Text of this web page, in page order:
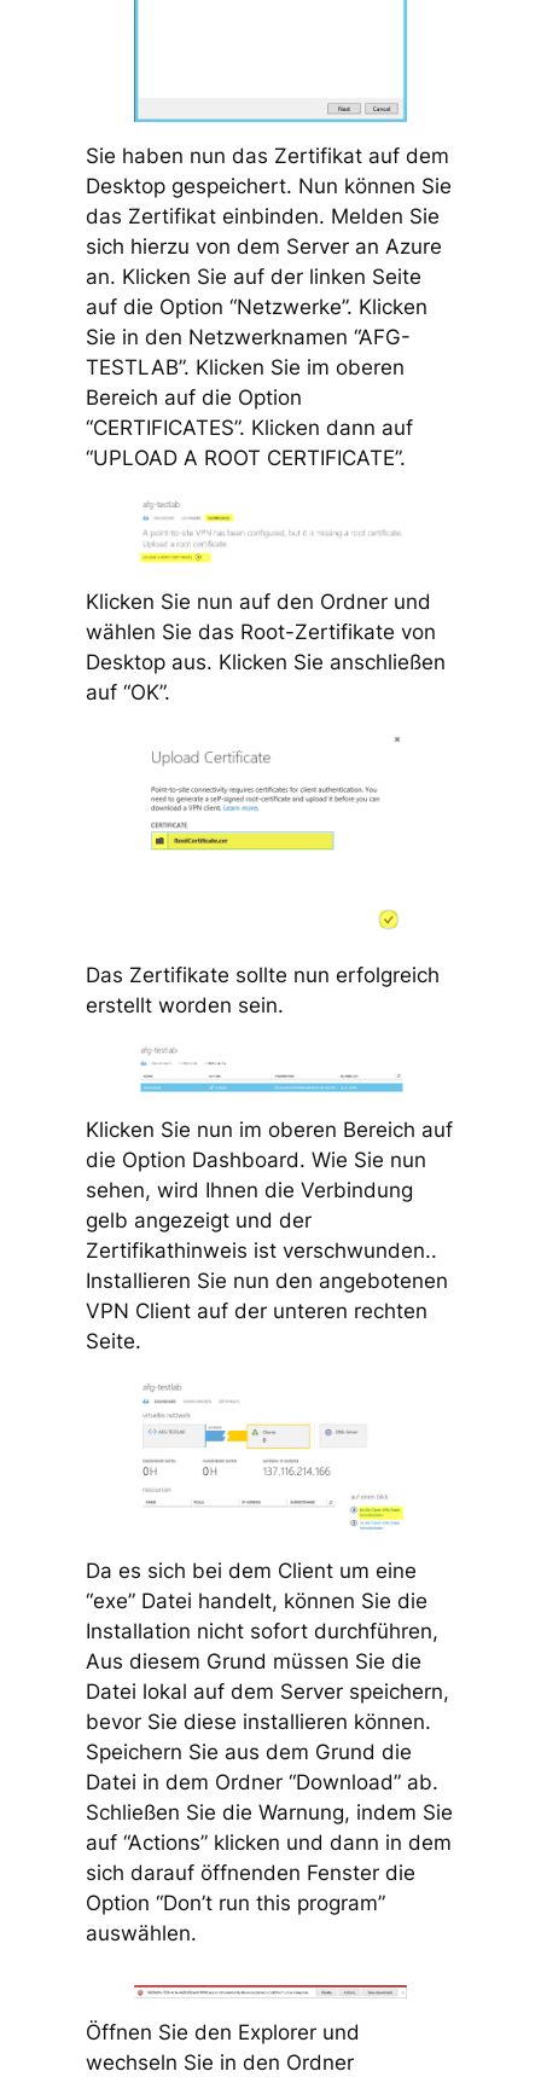
Sie haben nun das Zertifikat auf dem
Desktop gespeichert. Nun können Sie
das Zertifikat einbinden. Melden Sie
sich hierzu von dem Server an Azure
an. Klicken Sie auf der linken Seite
auf die Option “Netzwerke”. Klicken
Sie in den Netzwerknamen “AFG-
TESTLAB”. Klicken Sie im oberen
Bereich auf die Option
“CERTIFICATES”. Klicken dann auf
“UPLOAD A ROOT CERTIFICATE”.
Klicken Sie nun auf den Ordner und
wählen Sie das Root-Zertifikate von
Desktop aus. Klicken Sie anschließen
auf “OK”.
Das Zertifikate sollte nun erfolgreich
erstellt worden sein.
Klicken Sie nun im oberen Bereich auf
die Option Dashboard. Wie Sie nun
sehen, wird Ihnen die Verbindung
gelb angezeigt und der
Zertifikathinweis ist verschwunden..
Installieren Sie nun den angebotenen
VPN Client auf der unteren rechten
Seite.
Da es sich bei dem Client um eine
“exe” Datei handelt, können Sie die
Installation nicht sofort durchführen,
Aus diesem Grund müssen Sie die
Datei lokal auf dem Server speichern,
bevor Sie diese installieren können.
Speichern Sie aus dem Grund die
Datei in dem Ordner “Download” ab.
Schließen Sie die Warnung, indem Sie
auf “Actions” klicken und dann in dem
sich darauf öffnenden Fenster die
Option “Don’t run this program”
auswählen.
Öffnen Sie den Explorer und
wechseln Sie in den Ordner